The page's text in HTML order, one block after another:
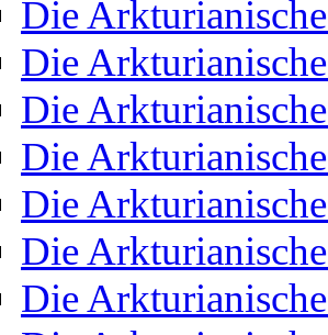
Die
Die
Die
Die
Die
Die
Die